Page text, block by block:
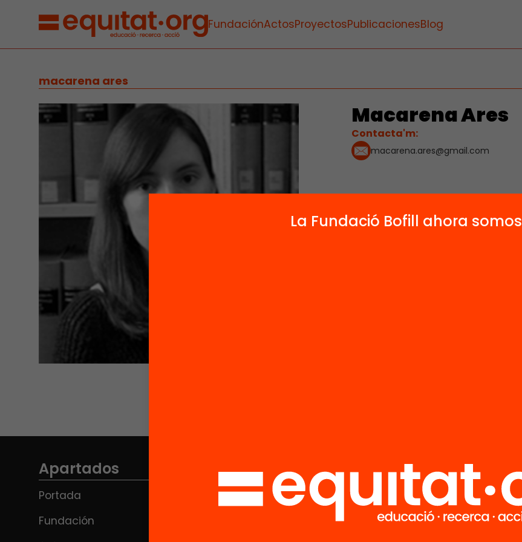
FundaciónActosProyectosPublicacionesBlog
macarena ares
Macarena Ares
Contacta'm:
macarena.ares@gmail.com
Apartados
Portada
Fundación
FAQS
HUB Social
La Fundació Bofill ahora somos